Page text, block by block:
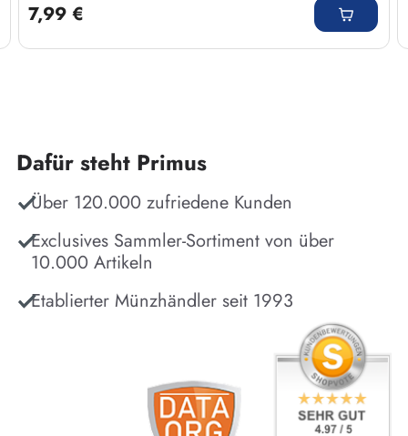
7,99 €
Dafür steht Primus
Über 120.000 zufriedene Kunden
Exclusives Sammler-Sortiment von über
10.000 Artikeln
Etablierter Münzhändler seit 1993